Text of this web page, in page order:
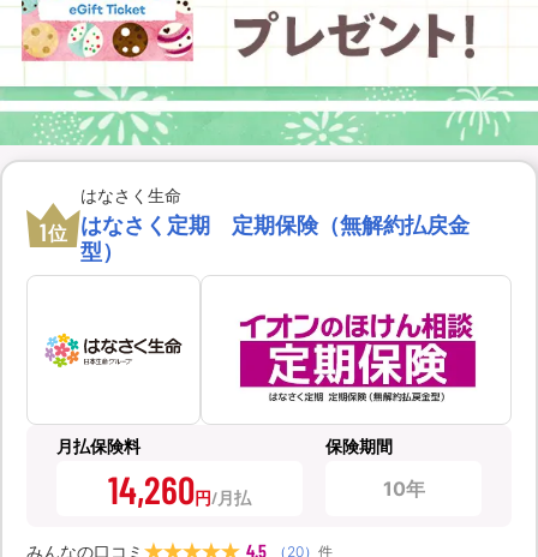
1位
はなさく生命
はなさく定期 定期保険（無解約払戻金
型）
月払保険料
14,260円
保険期間
10年
みんなの口コミ 4.5 （ 20） 件